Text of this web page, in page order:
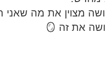
מצוין את מה שאני
את זה 🪞